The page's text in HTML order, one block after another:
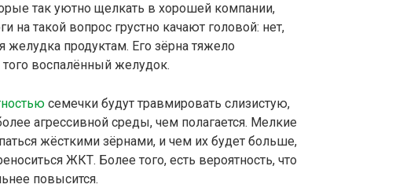
так уютно щелкать в хорошей компании,
на такой вопрос грустно качают головой: нет,
желудка продуктам. Его зёрна тяжело
воспалённый желудок.
семечки будут травмировать слизистую,
агрессивной среды, чем полагается. Мелкие
жёсткими зёрнами, и чем их будет больше,
ЖКТ. Более того, есть вероятность, что
повысится.